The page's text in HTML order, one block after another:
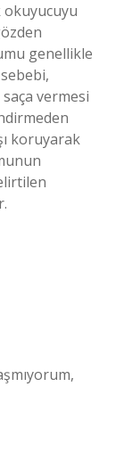
okuyucuyu
genellikle
vermesi
koruyarak